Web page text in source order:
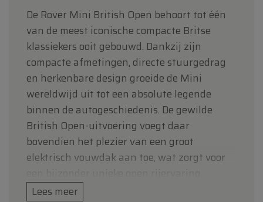
De Rover Mini British Open behoort tot één
van de meest iconische compacte Britse
klassiekers ooit gebouwd. Dankzij zijn
compacte afmetingen, directe stuurgedrag
en herkenbare design groeide de Mini
wereldwijd uit tot een absolute legende
binnen de autogeschiedenis. De gewilde
British Open-uitvoering voegt daar
bovendien het plezier van een groot
elektrisch vouwdak aan toe, wat zorgt voor
Dit exemplaar uit 1996 presenteert zich in de
Lees meer